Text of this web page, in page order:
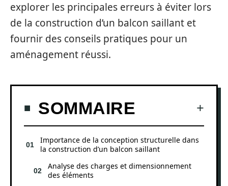
explorer les principales erreurs à éviter lors
de la construction d’un balcon saillant et
fournir des conseils pratiques pour un
aménagement réussi.
SOMMAIRE
Importance de la conception structurelle dans
la construction d’un balcon saillant
Analyse des charges et dimensionnement
des éléments